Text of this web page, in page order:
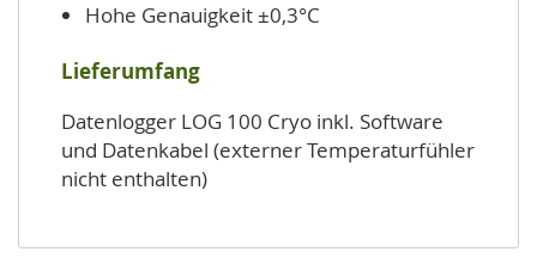
Hohe Genauigkeit ±0,3°C
Lieferumfang
Datenlogger LOG 100 Cryo inkl. Software
und Datenkabel (externer Temperaturfühler
nicht enthalten)